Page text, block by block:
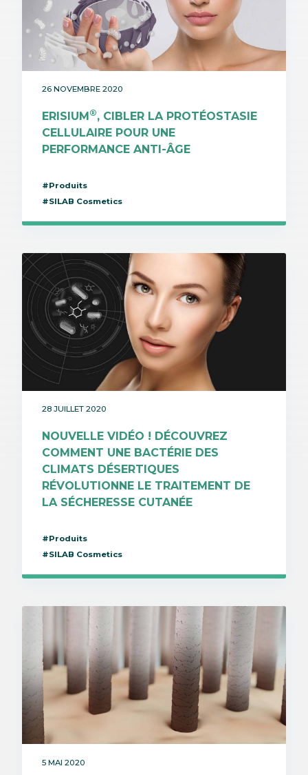
26 NOVEMBRE 2020
ERISIUM®, CIBLER LA PROTÉOSTASIE
CELLULAIRE POUR UNE
PERFORMANCE ANTI-ÂGE
#Produits
#SILAB Cosmetics
28 JUILLET 2020
NOUVELLE VIDÉO ! DÉCOUVREZ
COMMENT UNE BACTÉRIE DES
CLIMATS DÉSERTIQUES
RÉVOLUTIONNE LE TRAITEMENT DE
LA SÉCHERESSE CUTANÉE
#Produits
#SILAB Cosmetics
5 MAI 2020